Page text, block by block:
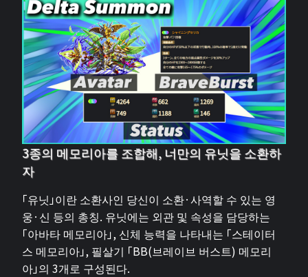
3종의 메모리아를 조합해, 너만의 유닛을 소환하
자
「유닛」이란 소환사인 당신이 소환·사역할 수 있는 영
웅·신 등의 총칭. 유닛에는 외관 및 속성을 담당하는
「아바타 메모리아」, 신체 능력을 나타내는 「스테이터
스 메모리아」, 필살기 「BB(브레이브 버스트) 메모리
아」의 3개로 구성된다.